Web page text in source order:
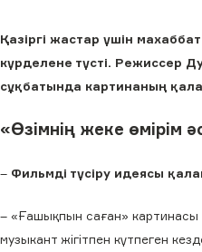
Қазіргі жастар үшін
күрделене түсті. Режиссер
сұқбатында картинаның
«Өзімнің жеке өмірім
– Фильмді түсіру идеясы
– «Ғашықпын саған» картинасы
музыкант жігітпен күтпеген